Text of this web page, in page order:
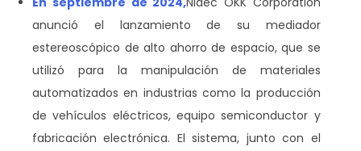
anunció el lanzamiento de su mediador
estereoscópico de alto ahorro de espacio, que se
utilizó para la manipulación de materiales
automatizados en industrias como la producción
de vehículos eléctricos, equipo semiconductor y
fabricación electrónica. El sistema, junto con el